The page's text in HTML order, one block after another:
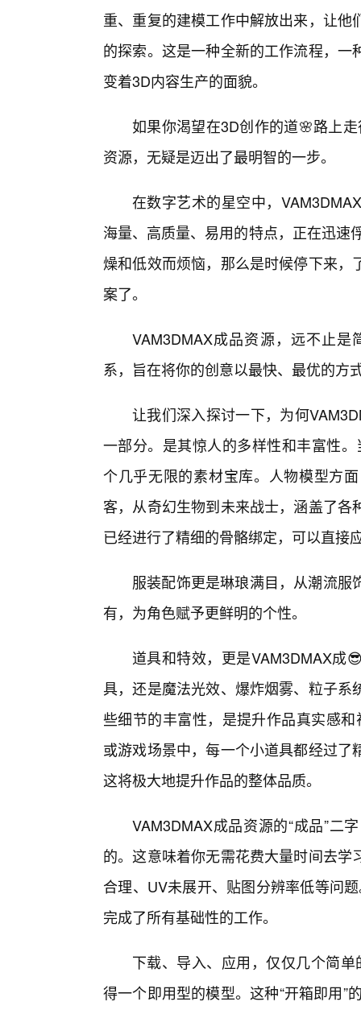
重、重复的建模工作中解放出来，让
的探索。这是一种全新的工作流程，
变着3D内容生产的面貌。
如果你渴望在3D创作的道🌸路上
资源，无疑是迈出了最明智的一步。
在数字艺术的星空中，
海量、高质量、易用的特点，正在迅速
燥和低效而烦恼，那么是时候停下来
案了。
VAM3DMAX成品资源，远不止
系，旨在将你的创意以最快、最优的方
让我们深入探讨一下，为何
一部分。是其惊人的多样性和丰富性
个几乎无限的素材宝库。人物模型方
客，从奇幻生物到未来战士，涵盖了
已经进行了精细的骨骼绑定，可以直接
服装配饰更是琳琅满目，从潮流
有，为角色赋予更鲜明的个性。
道具和特效，更是VAM3DMAX成
具，还是魔法光效、爆炸烟雾、粒子
些细节的丰富性，是提升作品真实感
或游戏场景中，每一个小道具都经过
这将极大地提升作品的整体品质。
VAM3DMAX成品资源的“成品”二
的。这意味着你无需花费大量时间去
合理、UV未展开、贴图分辨率低等问
完成了所有基础性的工作。
下载、导入、应用，仅仅几个简
得一个即用型的模型。这种“开箱即用”